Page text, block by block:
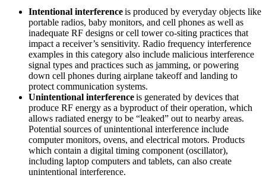
Intentional interferenceis produced by everyday objects like
portable radios, baby monitors, and cell phones as well as
inadequate RF designs or cell tower co-siting practices that
impact a receiver’s sensitivity. Radio frequency interference
examples in this category also include malicious interference
signal types and practices such as jamming, or powering
down cell phones during airplane takeoff and landing to
protect communication systems.
Unintentional interferenceis generated by devices that
produce RF energy as a byproduct of their operation, which
allows radiated energy to be “leaked” out to nearby areas.
Potential sources of unintentional interference include
computer monitors, ovens, and electrical motors. Products
which contain a digital timing component (oscillator),
including laptop computers and tablets, can also create
unintentional interference.